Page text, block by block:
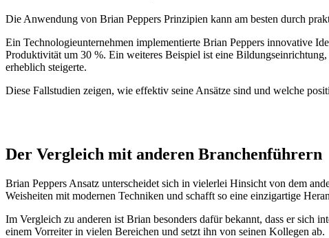
Die Anwendung von Brian Peppers Prinzipien kann am besten durch
Ein Technologieunternehmen implementierte Brian Peppers innovative
Produktivität um 30 %. Ein weiteres Beispiel ist eine
erheblich steigerte.
Diese Fallstudien zeigen, wie effektiv seine Ansätze sind und welche
Der Vergleich mit anderen Branchenführern
Brian Peppers Ansatz unterscheidet sich in vielerlei Hinsicht von dem
Weisheiten mit modernen Techniken und schafft so eine einzigartige
Im Vergleich zu anderen ist Brian besonders dafür bekannt, dass er sich
einem Vorreiter in vielen Bereichen und setzt ihn von seinen Kollegen ab.